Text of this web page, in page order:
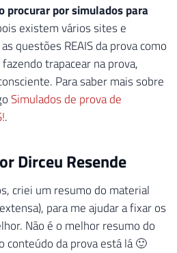
procurar por simulados para
existem vários sites e
questões REAIS da prova como
trapacear na prova,
Para saber mais sobre
Simulados de prova de
.
Dirceu Resende
criei um resumo do material
para me ajudar a fixar os
Não é o melhor resumo do
conteúdo da prova está lá 🙂